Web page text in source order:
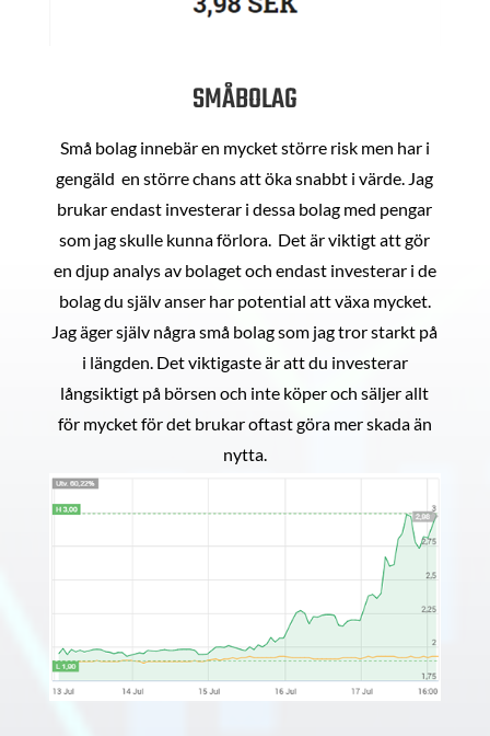
SMÅBOLAG
Små bolag innebär en mycket större risk men har i
gengäld en större chans att öka snabbt i värde. Jag
brukar endast investerar i dessa bolag med pengar
som jag skulle kunna förlora. Det är viktigt att gör
en djup analys av bolaget och endast investerar i de
bolag du själv anser har potential att växa mycket.
Jag äger själv några små bolag som jag tror starkt på
i längden. Det viktigaste är att du investerar
långsiktigt på börsen och inte köper och säljer allt
för mycket för det brukar oftast göra mer skada än
nytta.